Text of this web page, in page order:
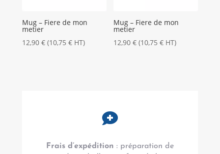
Mug – Fiere de mon
metier
12,90 €(10,75 €HT)
Mug – Fiere de mon
metier
12,90€ (10,75€ HT)

Frais d’expédition : préparation de